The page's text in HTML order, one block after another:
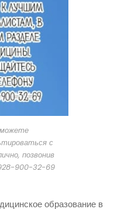
с
позвонив
900-32-69
образование в